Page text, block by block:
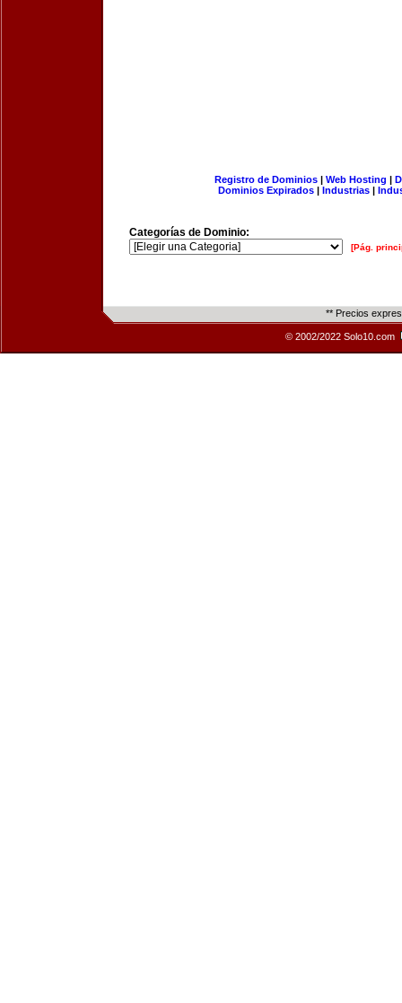
Registro de Dominios| Web Hosting |
Dominios Expirados | Industrias |
Categorías de Dominio:
[Pág.
** Precios
© 2002/2022 Solo10.com